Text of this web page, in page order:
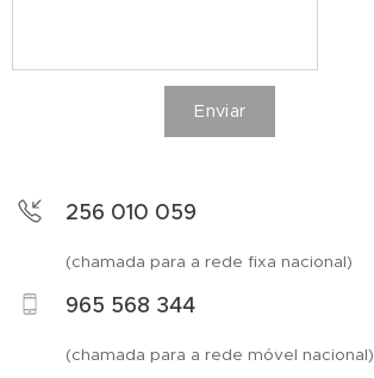
Enviar
256 010 059
(chamada para a rede fixa nacional)
965 568 344
(chamada para a rede móvel nacional)